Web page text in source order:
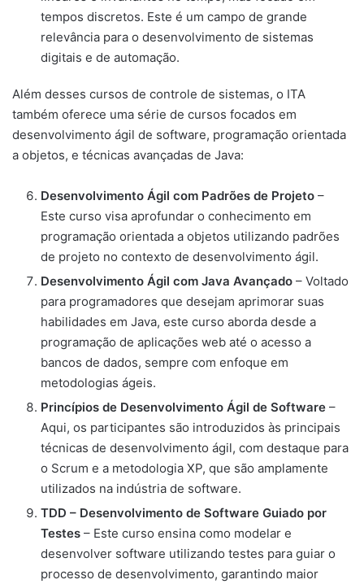
tempos discretos. Este é um campo de grande
relevância para o desenvolvimento de sistemas
digitais e de automação.
Além desses cursos de controle de sistemas, o ITA
também oferece uma série de cursos focados em
desenvolvimento ágil de software, programação orientada
a objetos, e técnicas avançadas de Java:
Desenvolvimento Ágil com Padrões de Projeto –
Este curso visa aprofundar o conhecimento em
programação orientada a objetos utilizando padrões
de projeto no contexto de desenvolvimento ágil.
Desenvolvimento Ágil com Java Avançado – Voltado
para programadores que desejam aprimorar suas
habilidades em Java, este curso aborda desde a
programação de aplicações web até o acesso a
bancos de dados, sempre com enfoque em
metodologias ágeis.
Princípios de Desenvolvimento Ágil de Software –
Aqui, os participantes são introduzidos às principais
técnicas de desenvolvimento ágil, com destaque para
o Scrum e a metodologia XP, que são amplamente
utilizados na indústria de software.
TDD – Desenvolvimento de Software Guiado por
Testes – Este curso ensina como modelar e
desenvolver software utilizando testes para guiar o
processo de desenvolvimento, garantindo maior